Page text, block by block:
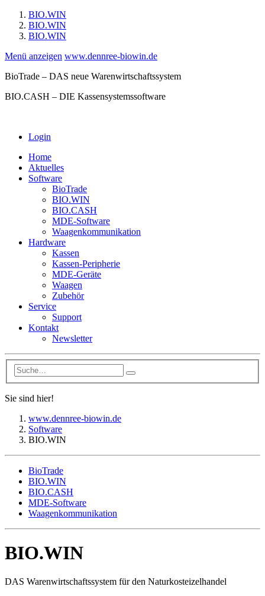
BIO.WIN
BIO.WIN
BIO.WIN
Menü anzeigen www.dennree-biowin.de
BioTrade – DAS neue Warenwirtschaftssystem
BIO.CASH – DIE Kassensystemssoftware
Login
Home
Aktuelles
Software
BioTrade
BIO.WIN
BIO.CASH
MDE-Software
Waagenkommunikation
Hardware
Kassen
Kassen-Peripherie
MDE-Geräte
Waagen
Zubehör
Service
Support
Kontakt
Newsletter
Sie sind hier!
www.dennree-biowin.de
Software
BIO.WIN
BioTrade
BIO.WIN
BIO.CASH
MDE-Software
Waagenkommunikation
BIO.WIN
DAS Warenwirtschaftssystem für den Naturkosteizelhandel